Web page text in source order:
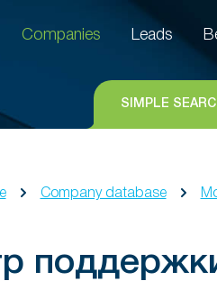
Companies
Leads
SIMPLE
Company database